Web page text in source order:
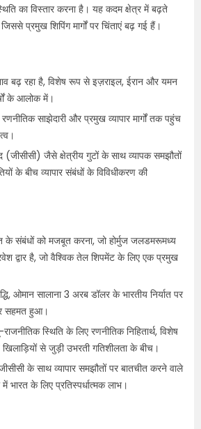
का विस्तार करना है। यह कदम क्षेत्र में बढ़ते
प्रमुख शिपिंग मार्गों पर चिंताएं बढ़ गई हैं।
बढ़ रहा है, विशेष रूप से इज़राइल, ईरान और यमन
के आलोक में।
साझेदारी और प्रमुख व्यापार मार्गों तक पहुंच
(जीसीसी) जैसे क्षेत्रीय गुटों के साथ व्यापक समझौतों
के बीच व्यापार संबंधों के विविधीकरण की
के संबंधों को मजबूत करना, जो होर्मुज जलडमरूमध्य
द्वार है, जो वैश्विक तेल शिपमेंट के लिए एक प्रमुख
वृद्धि, ओमान सालाना 3 अरब डॉलर के भारतीय निर्यात पर
सहमत हुआ।
स्थिति के लिए रणनीतिक निहितार्थ, विशेष
से जुड़ी उभरती गतिशीलता के बीच।
के साथ व्यापार समझौतों पर बातचीत करने वाले
भारत के लिए प्रतिस्पर्धात्मक लाभ।